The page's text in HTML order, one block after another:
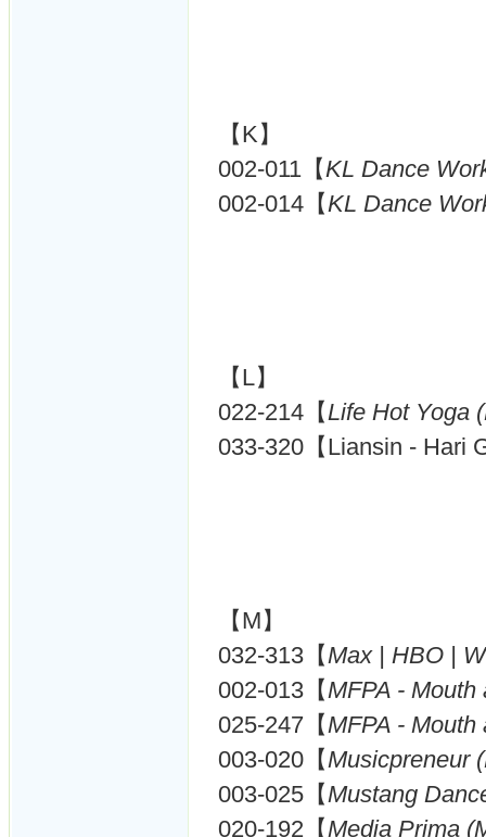
【K】
002-011【KL Dance
002-014【KL Dance
【L】
022-214【Life Hot Yoga
033-320【Liansin - Hari
【M】
032-313【Max | HBO |
002-013【MFPA -
025-247【MFPA -
003-020【Musicpreneur
003-025【Mustang
020-192【Media Prima